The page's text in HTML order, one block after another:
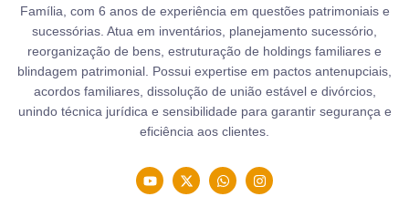
Família, com 6 anos de experiência em questões patrimoniais e
sucessórias. Atua em inventários, planejamento sucessório,
reorganização de bens, estruturação de holdings familiares e
blindagem patrimonial. Possui expertise em pactos antenupciais,
acordos familiares, dissolução de união estável e divórcios,
unindo técnica jurídica e sensibilidade para garantir segurança e
eficiência aos clientes.